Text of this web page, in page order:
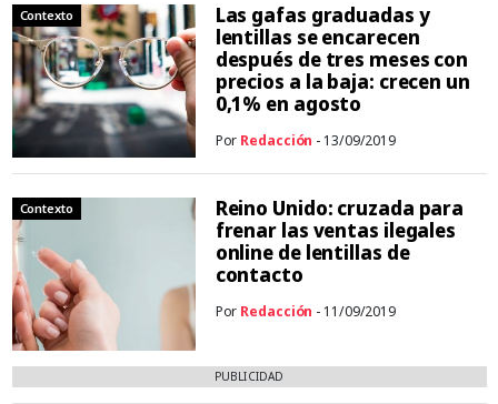
Contexto
Las gafas graduadas y
lentillas se encarecen
después de tres meses con
precios a la baja: crecen un
0,1% en agosto
Por Redacción - 13/09/2019
Contexto
Reino Unido: cruzada para
frenar las ventas ilegales
online de lentillas de
contacto
Por Redacción - 11/09/2019
PUBLICIDAD